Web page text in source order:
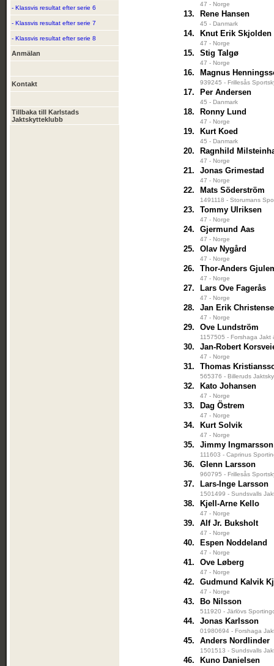
- Klassvis resultat efter serie 6
- Klassvis resultat efter serie 7
- Klassvis resultat efter serie 8
Anmälan
Kontakt
Tillbaka till Karlstads
Jaktskytteklubb
47 - Norge
13. Rene Hansen
45 - Danmark
14. Knut Erik Skjolden
47 - Norge
15. Stig Talgø
47 - Norge
16. Magnus
939245 - Frillesås
17. Per Andersen
45 - Danmark
18. Ronny Lund
47 - Norge
19. Kurt Koed
45 - Danmark
20. Ragnhild
47 - Norge
21. Jonas Grimestad
47 - Norge
22. Mats Söderström
1491118 - Storumans
23. Tommy Ulriksen
47 - Norge
24. Gjermund Aas
47 - Norge
25. Olav Nygård
47 - Norge
26. Thor-Anders
47 - Norge
27. Lars Ove Fagerås
47 - Norge
28. Jan Erik
47 - Norge
29. Ove Lundström
1157505 - Forshaga Jakt
30. Jan-Robert
47 - Norge
31. Thomas
565376 - Billeruds
32. Kato Johansen
47 - Norge
33. Dag Östrem
47 - Norge
34. Kurt Solvik
47 - Norge
35. Jimmy Ingmarsson
111603 - Caprinus
36. Glenn Larsson
960795 - Frillesås
37. Lars-Inge Larsson
1501499 - Sundsvalls
38. Kjell-Arne Kello
47 - Norge
39. Alf Jr. Buksholt
47 - Norge
40. Espen Noddeland
47 - Norge
41. Ove Løberg
47 - Norge
42. Gudmund Kalvik
47 - Norge
43. Bo Nilsson
511920 - Järlövs
44. Jonas Karlsson
01980694 - Forshaga
45. Anders Nordlinder
1501513 - Sundsvalls
46. Kuno Danielsen